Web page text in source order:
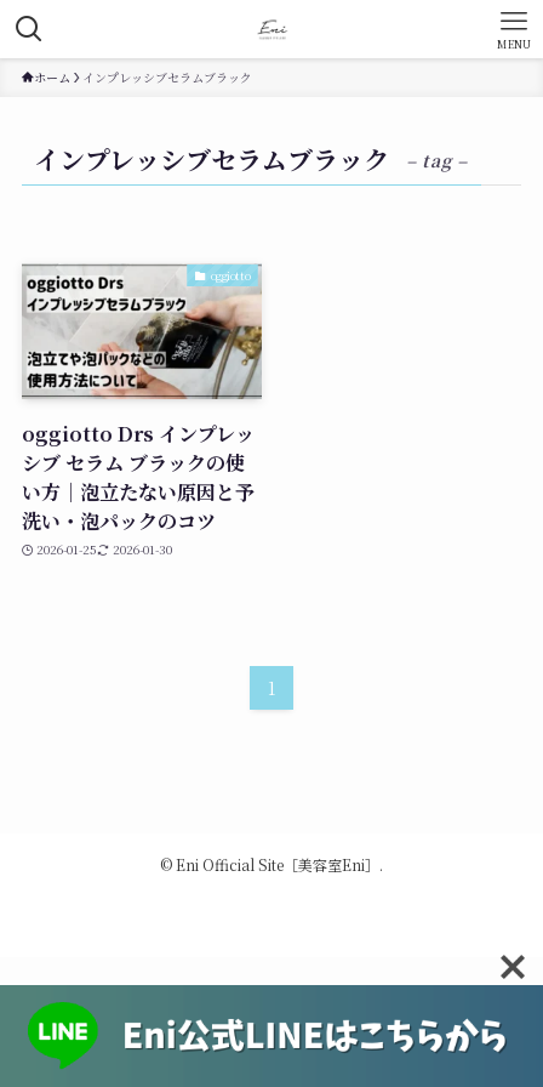
MENU
ホーム インプレッシブセラムブラック
インプレッシブセラムブラック – tag –
oggiotto
oggiotto Drs インプレッ
シブ セラム ブラックの使
い方｜泡立たない原因と予
洗い・泡パックのコツ
2026-01-25 2026-01-30
1
©Eni Official Site［美容室Eni］.